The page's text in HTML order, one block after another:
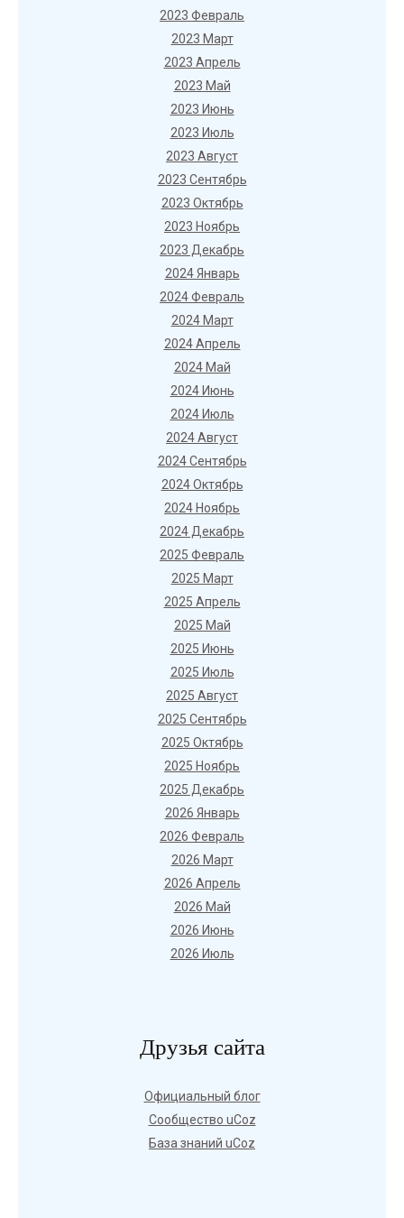
2023 Февраль
2023 Март
2023 Апрель
2023 Май
2023 Июнь
2023 Июль
2023 Август
2023 Сентябрь
2023 Октябрь
2023 Ноябрь
2023 Декабрь
2024 Январь
2024 Февраль
2024 Март
2024 Апрель
2024 Май
2024 Июнь
2024 Июль
2024 Август
2024 Сентябрь
2024 Октябрь
2024 Ноябрь
2024 Декабрь
2025 Февраль
2025 Март
2025 Апрель
2025 Май
2025 Июнь
2025 Июль
2025 Август
2025 Сентябрь
2025 Октябрь
2025 Ноябрь
2025 Декабрь
2026 Январь
2026 Февраль
2026 Март
2026 Апрель
2026 Май
2026 Июнь
2026 Июль
Друзья сайта
Официальный блог
Сообщество uCoz
База знаний uCoz